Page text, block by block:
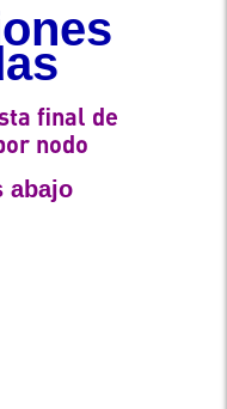
final de
nodo
abajo